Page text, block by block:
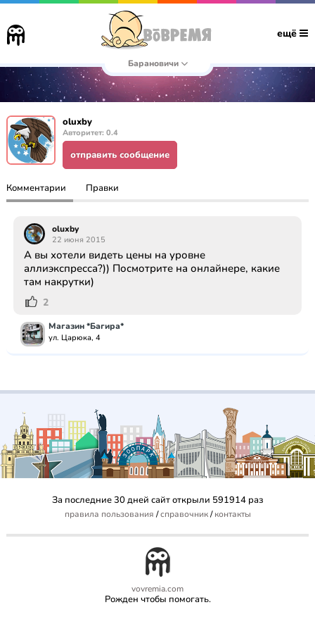
ещё
Барановичи
oluxby
Авторитет: 0.4
отправить сообщение
Комментарии Правки
oluxby
22 июня 2015
А вы хотели видеть цены на уровне
аллиэкспресса?)) Посмотрите на онлайнере, какие
там накрутки)
2
Магазин *Багира*
ул. Царюка, 4
За последние 30 дней сайт открыли 591914 раз
правила пользования /справочник/контакты
vovremia.com
Рожден чтобы помогать.